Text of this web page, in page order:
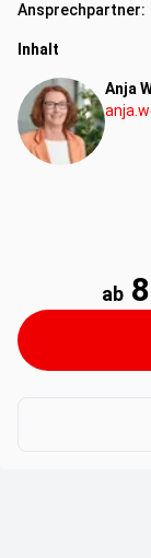
Ansprechpartner:
Inhalt
Anja
ab